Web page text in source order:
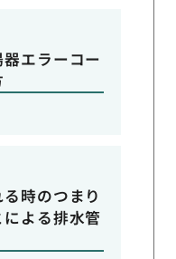
エラーコー
時のつまり
よる排水管